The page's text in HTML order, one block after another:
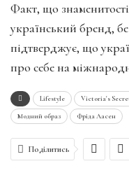
Факт, що
український бренд,
підтверджує, що
про себе на
Lifestyle Victoria's
Модний образ Фріда Аасен
Поділитись